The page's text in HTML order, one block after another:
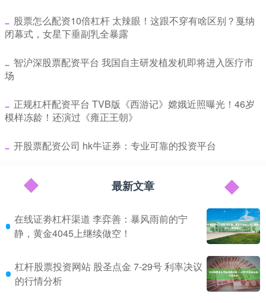
​股票怎么配资10倍杠杆 太辣眼！这跟不穿有啥区别？戛纳
闭幕式，女星下垂副乳全暴露
​智沪深股票配资平台 我国自主研发植发机即将进入医疗市
场
​正规杠杆配资平台 TVB版《西游记》嫦娥近照曝光！46岁
模样冻龄！还演过《雍正王朝》
​开股票配资公司 hk牛证券：专业可靠的投资平台
最新文章
在线证劵杠杆渠道 李弈善：暴风雨前的宁
静，黄金4045上继续做空！
杠杆股票投资网站 股圣点金 7-29号 利率决议
的行情分析